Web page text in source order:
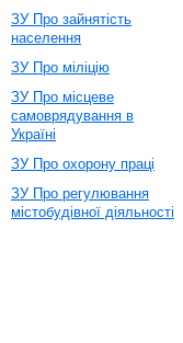
ЗУ Про зайнятість
населення
ЗУ Про міліцію
ЗУ Про місцеве
самоврядування в
Україні
ЗУ Про охорону праці
ЗУ Про регулювання
містобудівної діяльності